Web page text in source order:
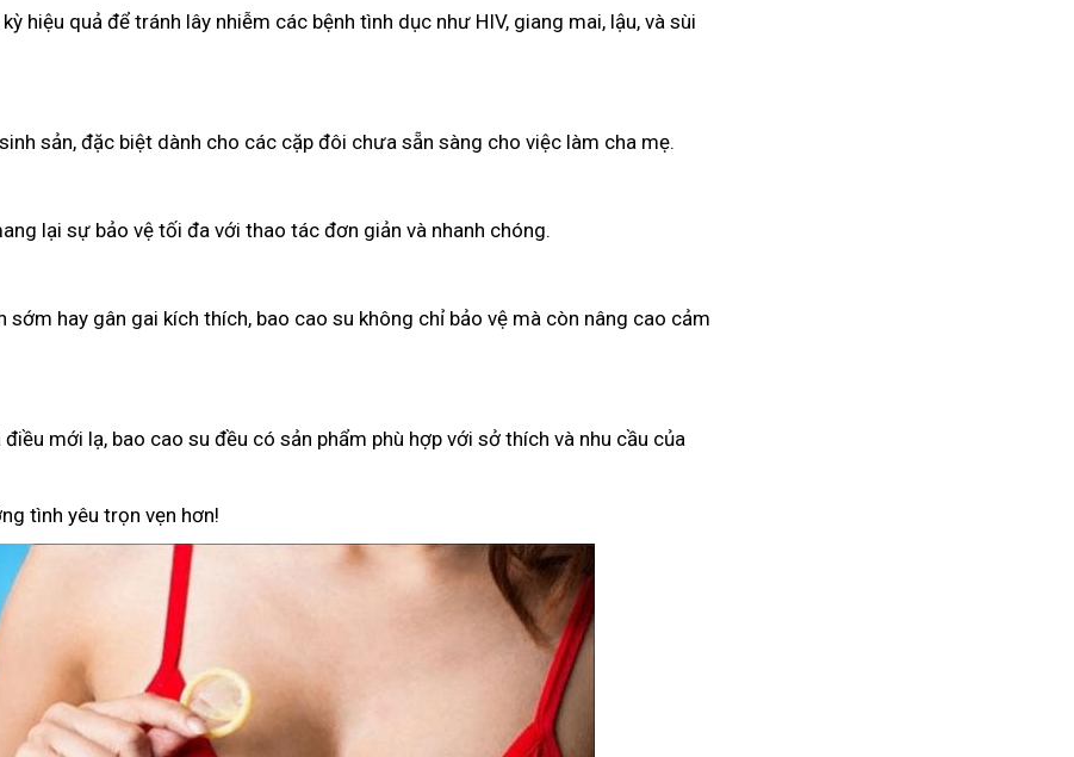
hiệu quả để tránh lây nhiễm các bệnh tình dục như HIV, giang mai, lậu, và sùi
sản, đặc biệt dành cho các cặp đôi chưa sẵn sàng cho việc làm cha mẹ.
lại sự bảo vệ tối đa với thao tác đơn giản và nhanh chóng.
hay gân gai kích thích, bao cao su không chỉ bảo vệ mà còn nâng cao cảm
mới lạ, bao cao su đều có sản phẩm phù hợp với sở thích và nhu cầu của
tình yêu trọn vẹn hơn!